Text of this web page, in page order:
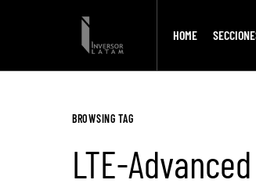
HOME
BROWSING TAG
LTE-Advanced